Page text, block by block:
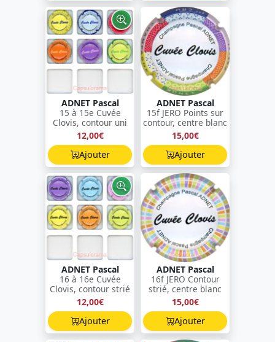
ADNET Pascal
15 à 15e Cuvée
Clovis, contour uni
12,00€
Ajouter
ADNET Pascal
15f JERO Points sur
contour, centre blanc
15,00€
Ajouter
ADNET Pascal
16 à 16e Cuvée
Clovis, contour strié
12,00€
Ajouter
ADNET Pascal
16f JERO Contour
strié, centre blanc
15,00€
Ajouter